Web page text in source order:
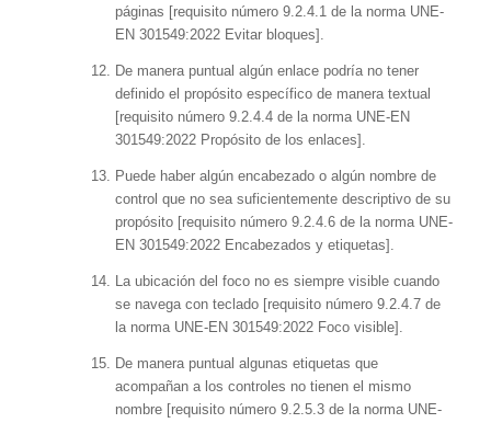
páginas [requisito número 9.2.4.1 de la norma UNE-
EN 301549:2022 Evitar bloques].
De manera puntual algún enlace podría no tener
definido el propósito específico de manera textual
[requisito número 9.2.4.4 de la norma UNE-EN
301549:2022 Propósito de los enlaces].
Puede haber algún encabezado o algún nombre de
control que no sea suficientemente descriptivo de su
propósito [requisito número 9.2.4.6 de la norma UNE-
EN 301549:2022 Encabezados y etiquetas].
La ubicación del foco no es siempre visible cuando
se navega con teclado [requisito número 9.2.4.7 de
la norma UNE-EN 301549:2022 Foco visible].
De manera puntual algunas etiquetas que
acompañan a los controles no tienen el mismo
nombre [requisito número 9.2.5.3 de la norma UNE-